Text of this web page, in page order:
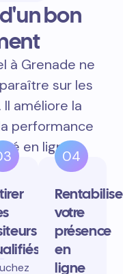
d'un bon
à Grenade ne
sur les
améliore la
performance
en ligne.
04
votre
présence
en
ligne